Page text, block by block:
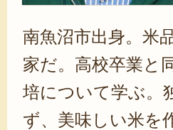
南魚沼市出身。米
家だ。高校卒業と
培について学ぶ。
ず、美味しい米を